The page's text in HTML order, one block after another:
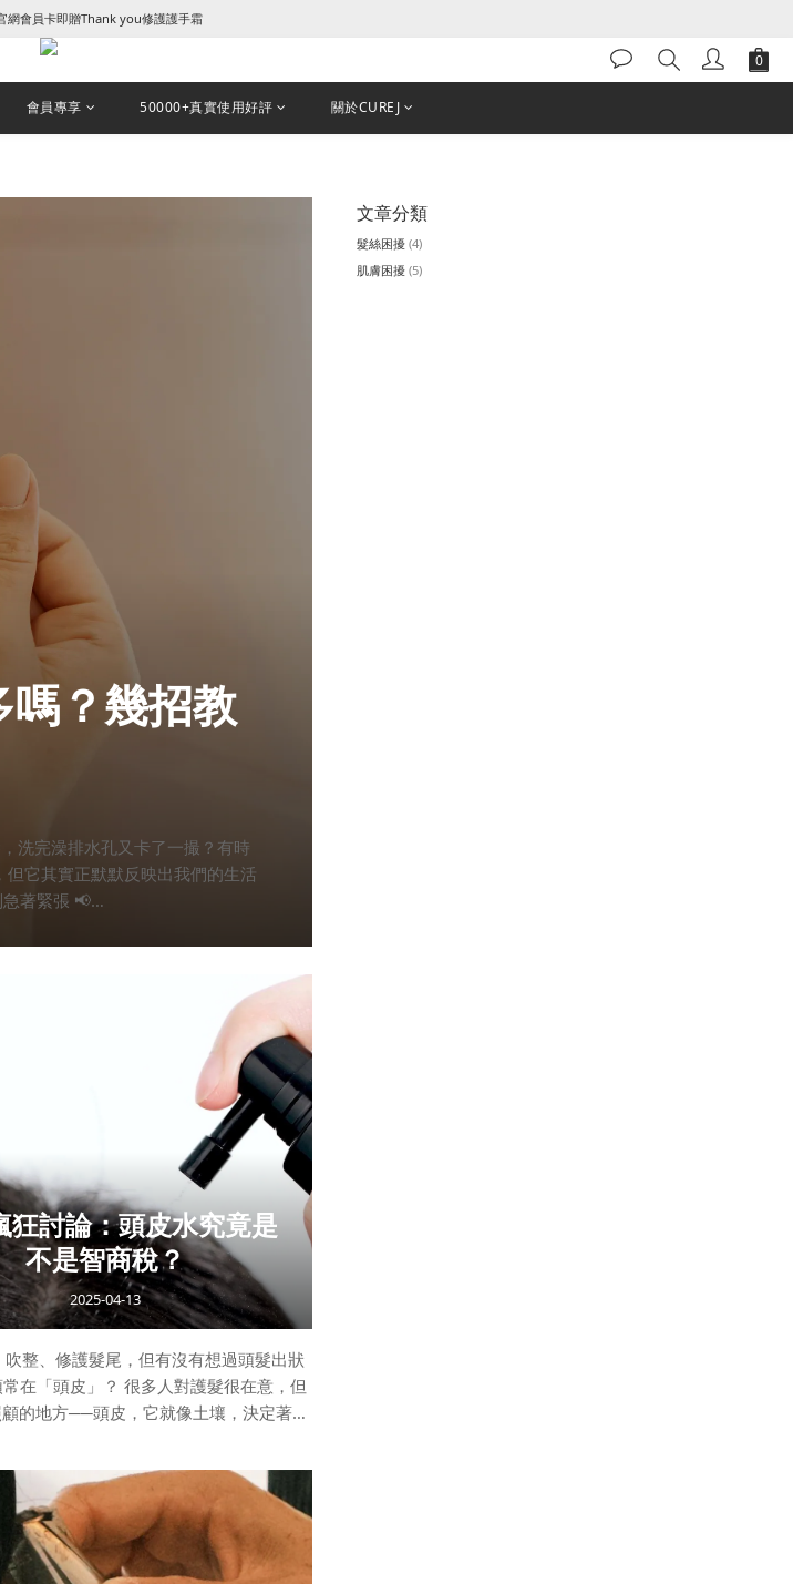
及填寫生日享NT$50 + 生日禮金 ꒱
及填寫生日享NT$50 + 生日禮金 ꒱
會員專享 50000+真實使用好評 關於CUREJ
？幾招教
洗完澡排水孔又卡了一撮？有時
它其實正默默反映出我們的生活
著緊張 📢
髮是正常的現象！正常的落髮範
是視覺效果
何快速判斷「自己的落髮
狂討論：頭皮水究竟是
不是智商稅？
2025-04-13
整、修護髮尾，但有沒有想過頭髮出狀
在「頭皮」？ 很多人對護髮很在意，但
的地方──頭皮，它就像土壤，決定著你
你聊聊「頭皮養護」的重要性，以及日
讓保養不只做表面，而是從根源開始。 為
這麼重要？頭皮是高度代謝的皮膚區域，
集，容易出油、堆積老廢角質與髒污。在
及良好護理習慣下，就像洗臉後不保養，
文章分類
髮絲困擾 (4)
肌膚困擾 (5)